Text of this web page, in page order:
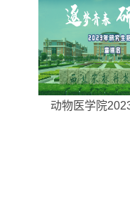
动物医学院